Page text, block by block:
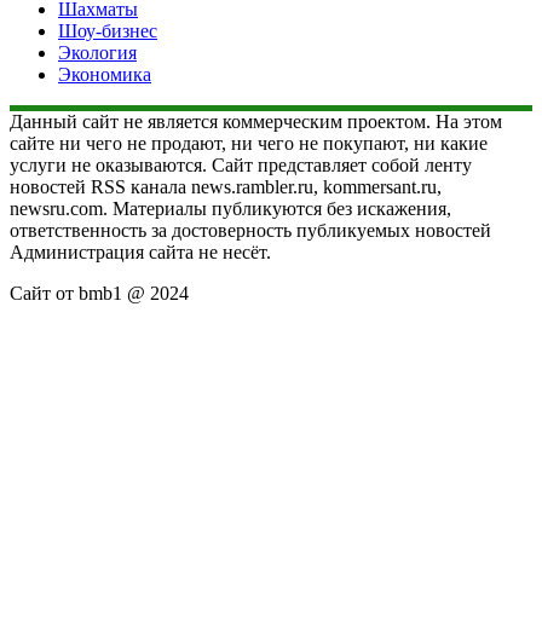
Шахматы
Шоу-бизнес
Экология
Экономика
Данный сайт не является коммерческим проектом. На этом
сайте ни чего не продают, ни чего не покупают, ни какие
услуги не оказываются. Сайт представляет собой ленту
новостей RSS канала news.rambler.ru, kommersant.ru,
newsru.com. Материалы публикуются без искажения,
ответственность за достоверность публикуемых новостей
Администрация сайта не несёт.
Сайт от bmb1 @ 2024